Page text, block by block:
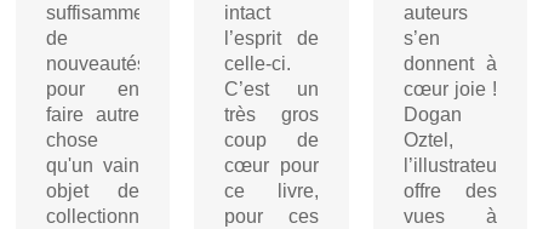
suffisamment
de
nouveautés
pour en
faire autre
chose
qu'un vain
objet de
collectionnite.
intact
l’esprit de
celle-ci.
C’est un
très gros
coup de
cœur pour
ce livre,
pour ces
auteurs
s’en
donnent à
cœur joie !
Dogan
Oztel,
l’illustrateur
offre des
vues à